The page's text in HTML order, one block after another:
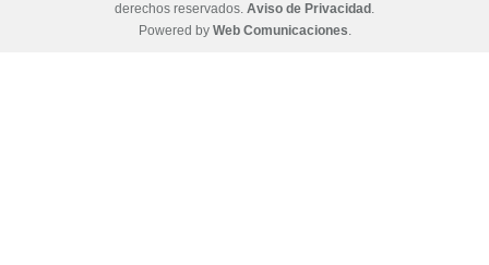
derechos reservados. Aviso de Privacidad .
Powered by Web Comunicaciones.